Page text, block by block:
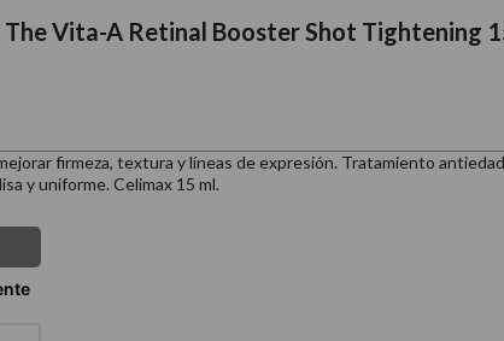
The Vita-A Retinal Booster Shot Tightening
firmeza, textura y líneas de expresión. Tratamiento antiedad
y uniforme. Celimax 15 ml.